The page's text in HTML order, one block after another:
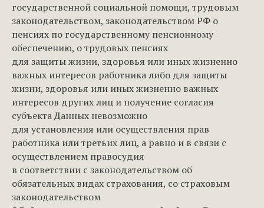
государственной социальной помощи, трудовым
законодательством, законодательством РФ о
пенсиях по государственному пенсионному
обеспечению, о трудовых пенсиях
для защиты жизни, здоровья или иных жизненно
важных интересов работника либо для защиты
жизни, здоровья или иных жизненно важных
интересов других лиц и получение согласия
субъекта Данных невозможно
для установления или осуществления прав
работника или третьих лиц, а равно и в связи с
осуществлением правосудия
в соответствии с законодательством об
обязательных видах страхования, со страховым
законодательством